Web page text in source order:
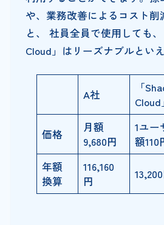
や、業務改善によるコスト削
と、 社員全員で使用しても
Cloud」はリーズナブルとい
A社
「
Cloud」
価格
月額
9,680円
1ユー
額110
年額
換算
116,160
円